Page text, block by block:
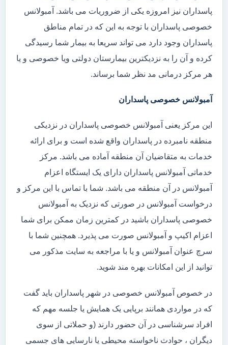
پاسداران نیز امروزه یکی از ضروریات می باشد. آمبولانس
خصوصی پاسداران با توجه به این که در تمام مناطق
پاسداران وجود دارد می تواند سریعا به بیمار شما رسیدگی
کرده و آن را به نزدیکترین بیمارستان دولتی ویا خصوصی و یا
هر مرکز درمانی مد نظر شما برساند.
آمبولانس خصوصی پاسداران
این مرکز یعنی آمبولانس خصوصی پاسداران در نزدیکی
منطقه نامبرده در پاسداران واقع شده است و برای ارائه
خدمات به متقاضیان آن منطقه آماده می باشد. مرکز
خدماتی آمبولانس پاسداران دارای یک ایستگاه اعزام
آمبولانس در آن منطقه می باشد. شما با تماس با این مرکز و
درخواست آمبولانس در صورتی که نزدیک به آمبولانس
خصوصی پاسداران باشید در کمترین زمان ممکن برای شما
اعزام اکیپ و آمبولانس صورت می پذیرد. همچنین شما با
سرچ عنوان آمبولانس و یا با مراجعه به سایت مذکور می
توانید از این امکانات بهره مند شوید.
در خصوص آمبولانس خصوصی در شهر پاسداران باید گفت
که در مواردی همانند برپایی یک همایش یا جلسه مهم که
افراد سرشناسی در آن حضور دارند (و حملاتی از سوی
دیگران ، حوادث ناخواسته محیطی یا نارسایی های جسمی